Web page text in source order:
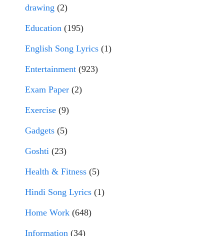
drawing (2)
Education (195)
English Song Lyrics (1)
Entertainment (923)
Exam Paper (2)
Exercise (9)
Gadgets (5)
Goshti (23)
Health & Fitness (5)
Hindi Song Lyrics (1)
Home Work (648)
Information (34)